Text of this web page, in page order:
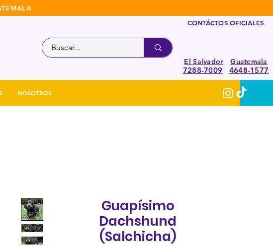
CONTÁCTOS OFICIALES
Guatemala
El Salvador
7288-7009 4648-1577
NOSOTROS
Guapísimo
Dachshund
(Salchicha)